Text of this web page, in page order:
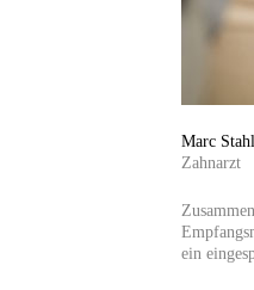
Marc
Zahnarzt
ein